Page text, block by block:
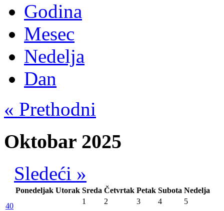
Godina
Mesec
Nedelja
Dan
« Prethodni
Oktobar 2025
Sledeći »
Ponedeljak Utorak Sreda Četvrtak Petak Subota Nedelja
40
1 2 3 4 5